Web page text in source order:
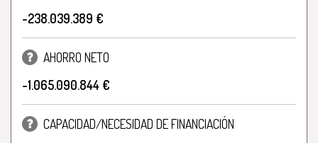
-238.039.389 €
AHORRO NETO
-1.065.090.844 €
CAPACIDAD/NECESIDAD DE FINANCIACIÓN